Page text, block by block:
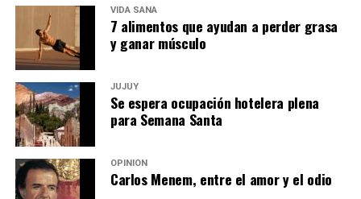
VIDA SANA
7 alimentos que ayudan a perder grasa
y ganar músculo
JUJUY
Se espera ocupación hotelera plena
para Semana Santa
OPINIÓN
Carlos Menem, entre el amor y el odio